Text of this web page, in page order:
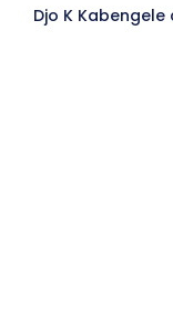
Djo K